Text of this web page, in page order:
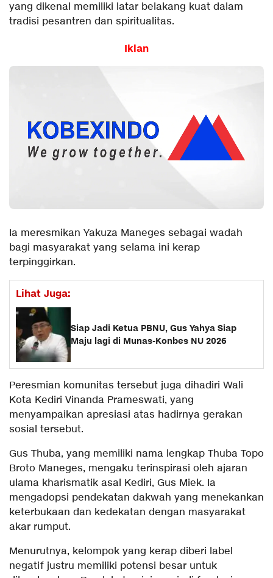
yang dikenal memiliki latar belakang kuat dalam
tradisi pesantren dan spiritualitas.
Iklan
Ia meresmikan Yakuza Maneges sebagai wadah
bagi masyarakat yang selama ini kerap
terpinggirkan.
Lihat Juga:
Siap Jadi Ketua PBNU, Gus Yahya Siap
Maju lagi di Munas-Konbes NU 2026
Peresmian komunitas tersebut juga dihadiri Wali
Kota Kediri Vinanda Prameswati, yang
menyampaikan apresiasi atas hadirnya gerakan
sosial tersebut.
Gus Thuba, yang memiliki nama lengkap Thuba Topo
Broto Maneges, mengaku terinspirasi oleh ajaran
ulama kharismatik asal Kediri, Gus Miek. Ia
mengadopsi pendekatan dakwah yang menekankan
keterbukaan dan kedekatan dengan masyarakat
akar rumput.
Menurutnya, kelompok yang kerap diberi label
negatif justru memiliki potensi besar untuk